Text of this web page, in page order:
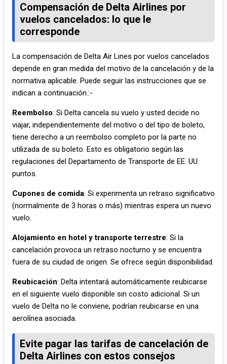
Compensación de Delta Airlines por
vuelos cancelados: lo que le
corresponde
La compensación de Delta Air Lines por vuelos cancelados
depende en gran medida del motivo de la cancelación y de la
normativa aplicable. Puede seguir las instrucciones que se
indican a continuación.:-
Reembolso: Si Delta cancela su vuelo y usted decide no
viajar, independientemente del motivo o del tipo de boleto,
tiene derecho a un reembolso completo por la parte no
utilizada de su boleto. Esto es obligatorio según las
regulaciones del Departamento de Transporte de EE. UU.
puntos.
Cupones de comida: Si experimenta un retraso significativo
(normalmente de 3 horas o más) mientras espera un nuevo
vuelo.
Alojamiento en hotel y transporte terrestre: Si la
cancelación provoca un retraso nocturno y se encuentra
fuera de su ciudad de origen. Se ofrece según disponibilidad.
Reubicación: Delta intentará automáticamente reubicarse
en el siguiente vuelo disponible sin costo adicional. Si un
vuelo de Delta no le conviene, podrían reubicarse en una
aerolínea asociada.
Evite pagar las tarifas de cancelación de
Delta Airlines con estos consejos